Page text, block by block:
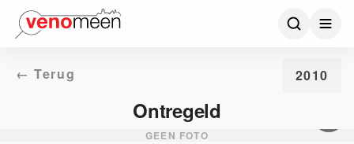
← Terug 2010
Ontregeld
GEEN FOTO